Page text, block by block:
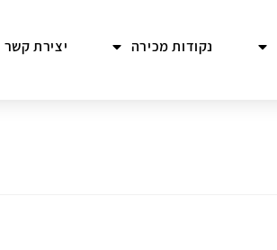
נקודות מכירה יצירת קשר